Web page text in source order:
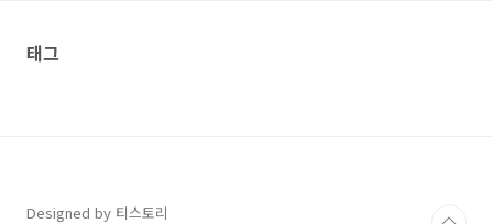
태그
Designed by 티스토리